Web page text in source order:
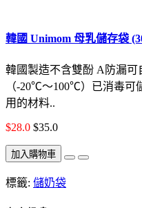
韓國 Unimom 母乳儲存袋
韓國製造不含雙酚 A防漏
（-20℃〜100℃）已消毒可
用的材料..
$28.0 $35.0
加入購物車
標籤: 儲奶袋